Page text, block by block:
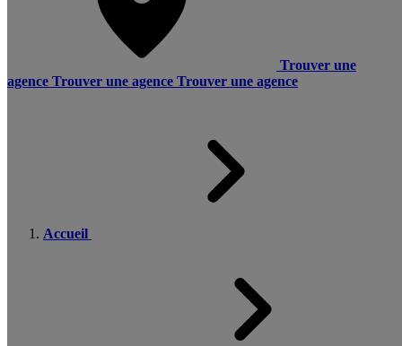
Trouver une
agence Trouver une agence Trouver une agence
Accueil